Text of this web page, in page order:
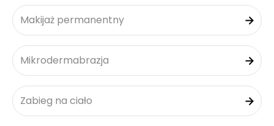
Makijaż permanentny
Mikrodermabrazja
Zabieg na ciało